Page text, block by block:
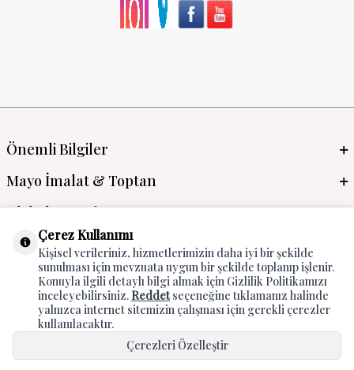
Önemli Bilgiler
Mayo İmalat & Toptan
Global Manufacturer
Adres & İletişim
Çerez Kullanımı
Kişisel verileriniz, hizmetlerimizin daha iyi bir şekilde
sunulması için mevzuata uygun bir şekilde toplanıp işlenir.
Konuyla ilgili detaylı bilgi almak için Gizlilik Politikamızı
inceleyebilirsiniz. Reddetseçeneğine tıklamanız halinde
yalnızca internet sitemizin çalışması için gerekli çerezler
kullanılacaktır.
Çerezleri Özelleştir